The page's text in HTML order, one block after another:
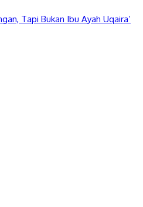
Tapi Bukan Ibu Ayah Uqaira’